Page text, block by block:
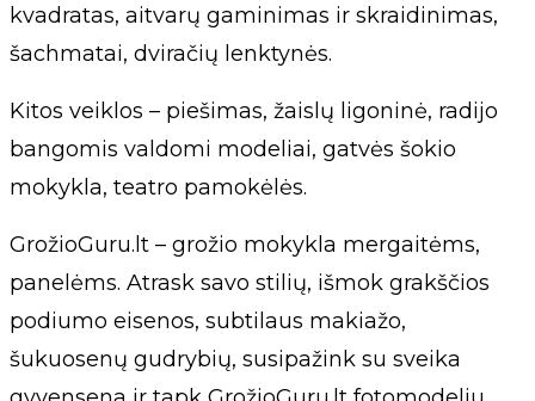
kvadratas, aitvarų gaminimas ir skraidinimas,
šachmatai, dviračių lenktynės.
Kitos veiklos – piešimas, žaislų ligoninė, radijo
bangomis valdomi modeliai, gatvės šokio
mokykla, teatro pamokėlės.
GrožioGuru.lt – grožio mokykla mergaitėms,
panelėms. Atrask savo stilių, išmok grakščios
podiumo eisenos, subtilaus makiažo,
šukuosenų gudrybių, susipažink su sveika